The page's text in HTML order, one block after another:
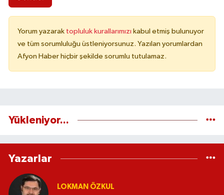
Yorum yazarak topluluk kurallarımızı kabul etmiş bulunuyor
ve tüm sorumluluğu üstleniyorsunuz. Yazılan yorumlardan
Afyon Haber hiçbir şekilde sorumlu tutulamaz.
Yükleniyor...
Yazarlar
LOKMAN ÖZKUL